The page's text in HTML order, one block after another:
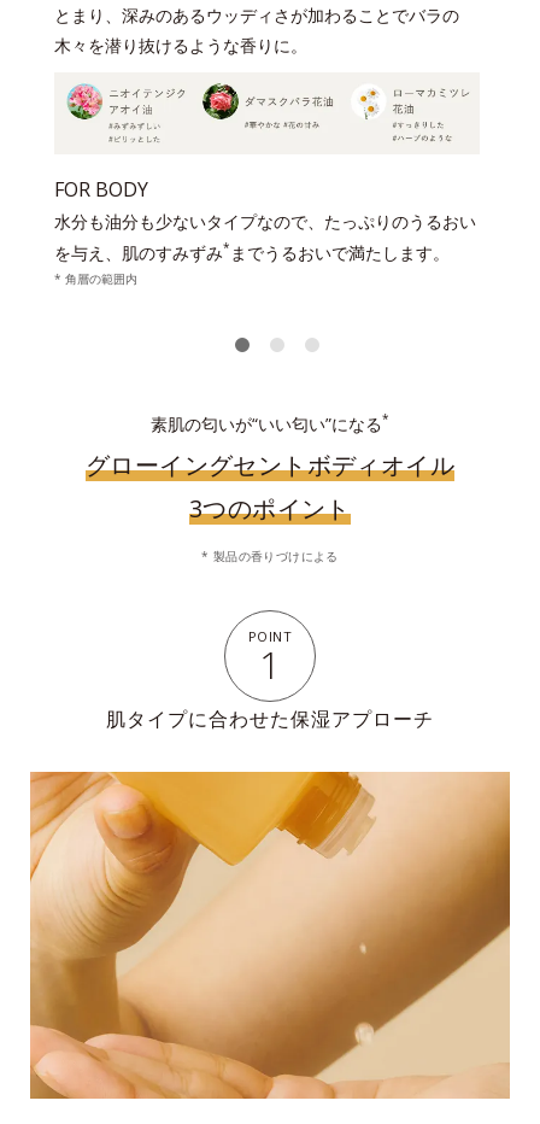
とまり、深みのあるウッディさが加わることでバラの
木々を潜り抜けるような香りに。
FOR BODY
水分も油分も少ないタイプなので、たっぷりのうるおい
を与え、肌のすみずみ* までうるおいで満たします。
* 角層の範囲内
素肌の匂いが“いい匂い”になる*
グローイングセントボディオイル
3つのポイント
* 製品の香りづけによる
POINT
1
肌タイプに合わせた保湿アプローチ